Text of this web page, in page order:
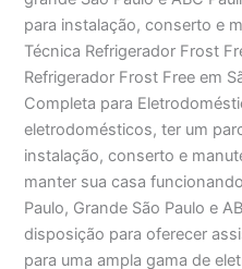
para instalação, conserto e
Técnica Refrigerador Frost
Refrigerador Frost Free em
Completa para
eletrodomésticos, ter um
instalação, conserto e
manter sua casa
Paulo, Grande São Paulo e
disposição para oferecer
para uma ampla gama de